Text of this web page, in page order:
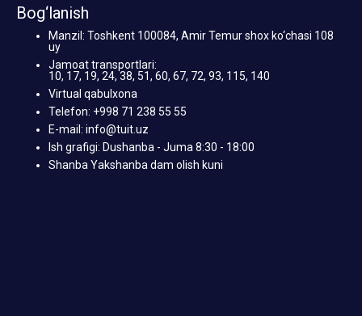
Bog‘lanish
Manzil: Toshkent 100084, Amir Temur shox ko‘chasi 108
uy
Jamoat transportlari:
10, 17, 19, 24, 38, 51, 60, 67, 72, 93, 115, 140
Virtual qabulxona
Telefon: +998 71 238 55 55
E-mail: info@tuit.uz
Ish grafigi: Dushanba - Juma 8:30 - 18:00
Shanba Yakshanba dam olish kuni